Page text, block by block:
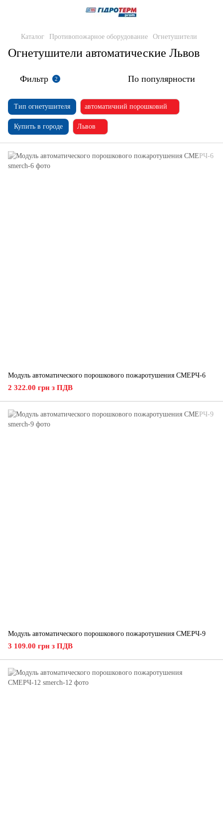
Каталог Противопожарное оборудование Огнетушители
Огнетушители автоматические Львов
Фильтр 2 По популярности
Тип огнетушителя автоматичний порошковий
Купить в городе Львов
Модуль автоматического порошкового пожаротушения СМЕРЧ-6
2 322.00 грн з ПДВ
Модуль автоматического порошкового пожаротушения СМЕРЧ-9
3 109.00 грн з ПДВ